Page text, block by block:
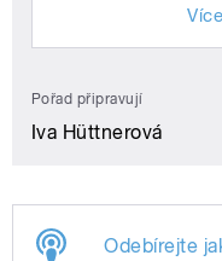
Pořad připravují
Iva Hüttnerová
Odebírejte